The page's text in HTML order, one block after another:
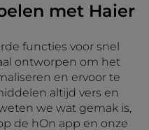
met Haier
functies voor snel
ontworpen om het
en ervoor te
altijd vers en
we wat gemak is,
de hOn app en onze